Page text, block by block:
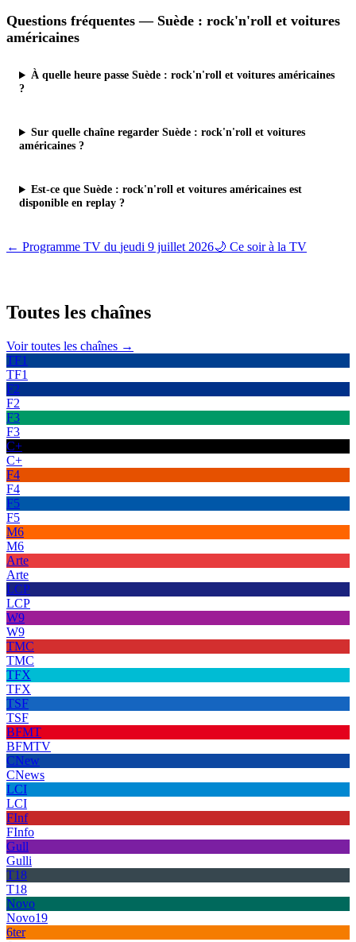
Questions fréquentes — Suède : rock'n'roll et voitures
américaines
À quelle heure passe Suède : rock'n'roll et voitures américaines
?
Sur quelle chaîne regarder Suède : rock'n'roll et voitures
américaines ?
Est-ce que Suède : rock'n'roll et voitures américaines est
disponible en replay ?
← Programme TV du jeudi 9 juillet 2026🌙 Ce soir à la TV
Toutes les chaînes
Voir toutes les chaînes →
TF1
TF1
F2
F2
F3
F3
C+
C+
F4
F4
F5
F5
M6
M6
Arte
Arte
LCP
LCP
W9
W9
TMC
TMC
TFX
TFX
TSF
TSF
BFMT
BFMTV
CNew
CNews
LCI
LCI
FInf
FInfo
Gull
Gulli
T18
T18
Novo
Novo19
6ter